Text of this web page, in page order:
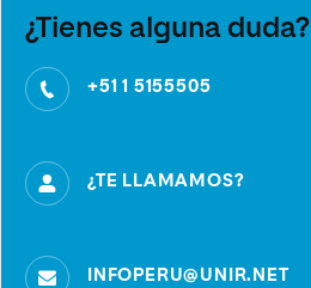
¿Tienes alguna duda?
+51 1 5155505
¿TE LLAMAMOS?
INFOPERU@UNIR.NET